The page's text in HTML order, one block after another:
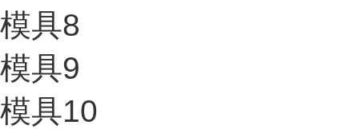
模具8
模具9
模具10